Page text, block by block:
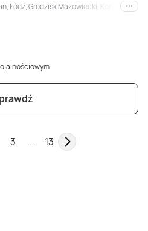
Łódź, Grodzisk Mazowiecki, Konin, Płock,
i inne
3 ... 13